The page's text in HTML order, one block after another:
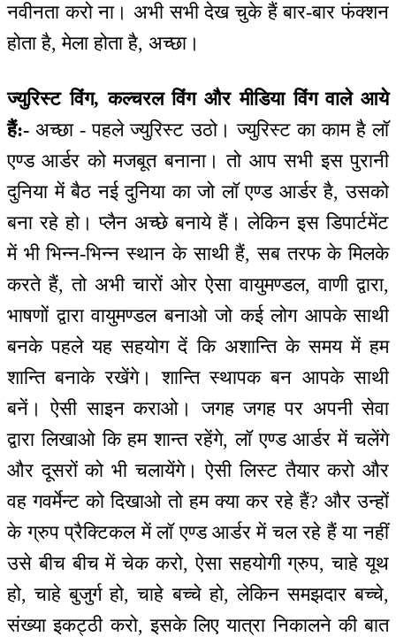
नवीनता करो ना। अभी सभी देख चुके हैं बार-बार फंक्शन
होता है, मेला होता है, अच्छा।
ज्युरिस्ट विंग, कल्चरल विंग और मीडिया विंग वाले आये
हैं:- अच्छा - पहले ज्युरिस्ट उठो। ज्युरिस्ट का काम है लॉ
एण्ड आर्डर को मजबूत बनाना। तो आप सभी इस पुरानी
दुनिया में बैठ नई दुनिया का जो लॉ एण्ड आर्डर है, उसको
बना रहे हो। प्लैन अच्छे बनाये हैं। लेकिन इस डिपार्टमेंट
में भी भिन्न-भिन्न स्थान के साथी हैं, सब तरफ के मिलके
करते हैं, तो अभी चारों ओर ऐसा वायुमण्डल, वाणी द्वारा,
भाषणों द्वारा वायुमण्डल बनाओ जो कई लोग आपके साथी
बनके पहले यह सहयोग दें कि अशान्ति के समय में हम
शान्ति बनाके रखेंगे। शान्ति स्थापक बन आपके साथी
बनें। ऐसी साइन कराओ। जगह जगह पर अपनी सेवा
द्वारा लिखाओ कि हम शान्त रहेंगे, लॉ एण्ड आर्डर में चलेंगे
और दूसरों को भी चलायेंगे। ऐसी लिस्ट तैयार करो और
वह गवर्मेन्ट को दिखाओ तो हम क्या कर रहे हैं? और उन्हों
के ग्रुप प्रैक्टिकल में लॉ एण्ड आर्डर में चल रहे हैं या नहीं
उसे बीच बीच में चेक करो, ऐसा सहयोगी ग्रुप, चाहे यूथ
हो, चाहे बुजुर्ग हो, चाहे बच्चे हो, लेकिन समझदार बच्चे,
संख्या इकट्ठी करो, इसके लिए यात्रा निकालने की बात